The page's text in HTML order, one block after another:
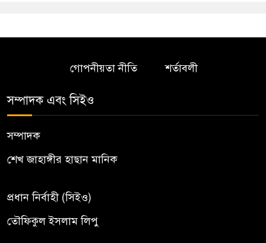
গোপনীয়তা নীতি শর্তাবলী
সম্পাদক এবং সিইও
সম্পাদক
শেখ জাহাঙ্গীর হাছান মানিক
প্রধান নির্বাহী (সিইও)
তৌফিকুল ইসলাম লিপু